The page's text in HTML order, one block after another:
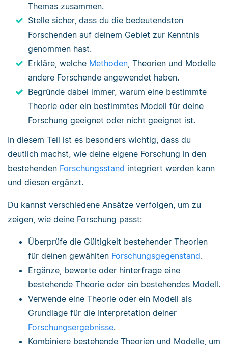
Themas zusammen.
Stelle sicher, dass du die bedeutendsten
Forschenden auf deinem Gebiet zur Kenntnis
genommen hast.
Erkläre, welche Methoden , Theorien und Modelle
andere Forschende angewendet haben.
Begründe dabei immer, warum eine bestimmte
Theorie oder ein bestimmtes Modell für deine
Forschung geeignet oder nicht geeignet ist.
In diesem Teil ist es besonders wichtig, dass du
deutlich machst, wie deine eigene Forschung in den
bestehenden Forschungsstand integriert werden kann
und diesen ergänzt.
Du kannst verschiedene Ansätze verfolgen, um zu
zeigen, wie deine Forschung passt:
Überprüfe die Gültigkeit bestehender Theorien
für deinen gewählten Forschungsgegenstand.
Ergänze, bewerte oder hinterfrage eine
bestehende Theorie oder ein bestehendes Modell.
Verwende eine Theorie oder ein Modell als
Grundlage für die Interpretation deiner
Forschungsergebnisse.
Kombiniere bestehende Theorien und Modelle, um